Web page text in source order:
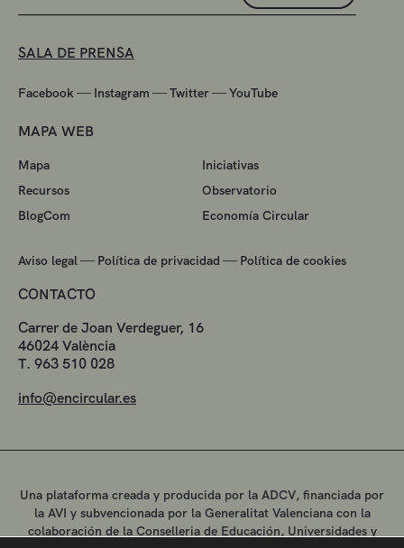
SALA DE PRENSA
Facebook — Instagram —Twitter—YouTube
MAPA WEB
Mapa
Iniciativas
Recursos
Observatorio
BlogCom
Economía Circular
Aviso legal — Política de privacidad — Política de cookies
CONTACTO
Carrer de Joan Verdeguer, 16
46024 València
T. 963 510 028
info@encircular.es
Una plataforma creada y producida por la ADCV, financiada por
la AVI y subvencionada por la Generalitat Valenciana con la
colaboración de la Conselleria de Educación, Universidades y